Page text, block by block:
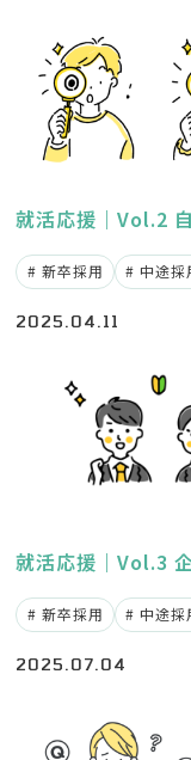
就活応援｜Vol.2
新卒採用 中途採
2025.04.11
就活応援｜Vol.3
新卒採用 中途採
2025.07.04